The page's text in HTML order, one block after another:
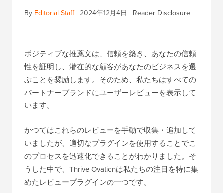
By Editorial Staff| 2024年12月4日 | Reader Disclosure
ポジティブな推薦文は、信頼を築き、あなたの信頼
性を証明し、潜在的な顧客があなたのビジネスを選
ぶことを奨励します。そのため、私たちはすべての
パートナーブランドにユーザーレビューを表示して
います。
かつてはこれらのレビューを手動で収集・追加して
いましたが、適切なプラグインを使用することでこ
のプロセスを迅速化できることがわかりました。そ
うした中で、Thrive Ovationは私たちの注目を特に集
めたレビュープラグインの一つです。